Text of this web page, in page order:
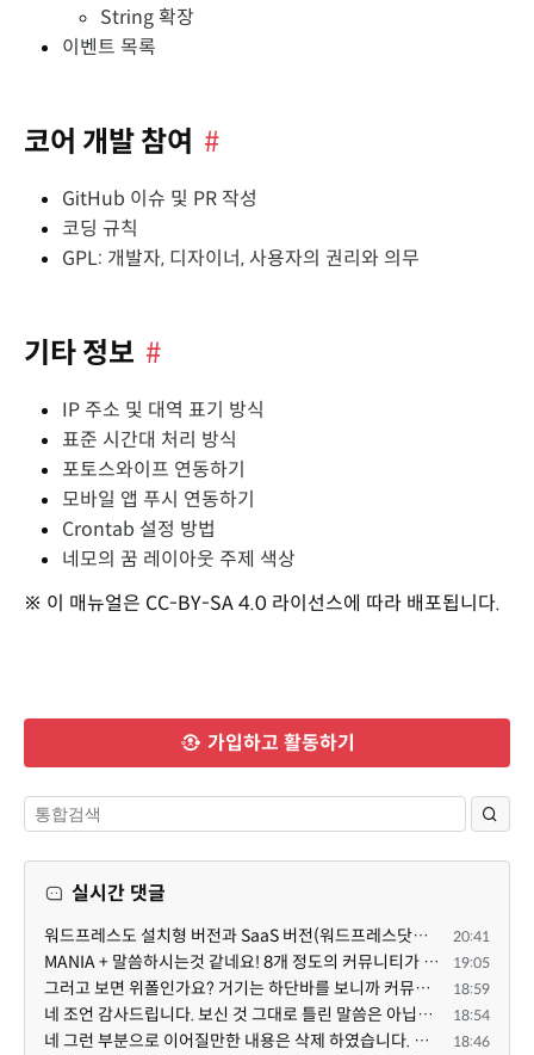
String 확장
이벤트 목록
코어 개발 참여 #
GitHub 이슈 및 PR 작성
코딩 규칙
GPL: 개발자, 디자이너, 사용자의 권리와 의무
기타 정보 #
IP 주소 및 대역 표기 방식
표준 시간대 처리 방식
포토스와이프 연동하기
모바일 앱 푸시 연동하기
Crontab 설정 방법
네모의 꿈 레이아웃 주제 색상
※ 이 매뉴얼은 CC-BY-SA 4.0 라이선스에 따라 배포됩니다.
가입하고 활동하기
실시간 댓글
워드프레스도 설치형 버전과 SaaS 버전(워드프레스닷컴)은 다른 점이 많습니다. SaaS로 제공한다면 GPL 라이... 20:41
MANIA + 말씀하시는것 같네요! 8개 정도의 커뮤니티가 저 MANIA+ 기반으로 구축된거로 알고 있습니다. SaaS ... 19:05
그러고 보면 위폴인가요? 거기는 하단바를 보니까 커뮤니티 빌딩 SaaS 솔루션을 사용하고 있는거 같더라고요... 18:59
네 조언 감사드립니다. 보신 것 그대로 틀린 말씀은 아닙니다. 다만, 배포한 것에 대해 흥미가 떨어져서 뒷... 18:54
네 그런 부분으로 이어질만한 내용은 삭제 하였습니다. 불편을 드려 죄송합니다. 저희는 비즈니스 완성할 수... 18:46